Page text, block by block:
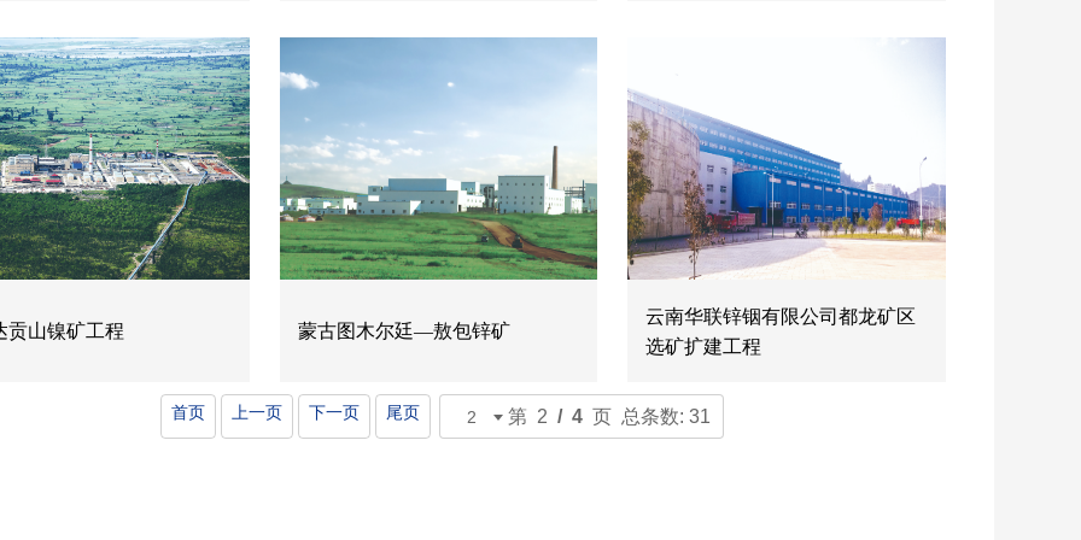
贡山镍矿工程 蒙古图木尔廷—敖包锌矿
云南华联锌铟有限公司都龙矿区
选矿扩建工程
首页 上一页 下一页 尾页 第 2 / 4 页 总条数: 31